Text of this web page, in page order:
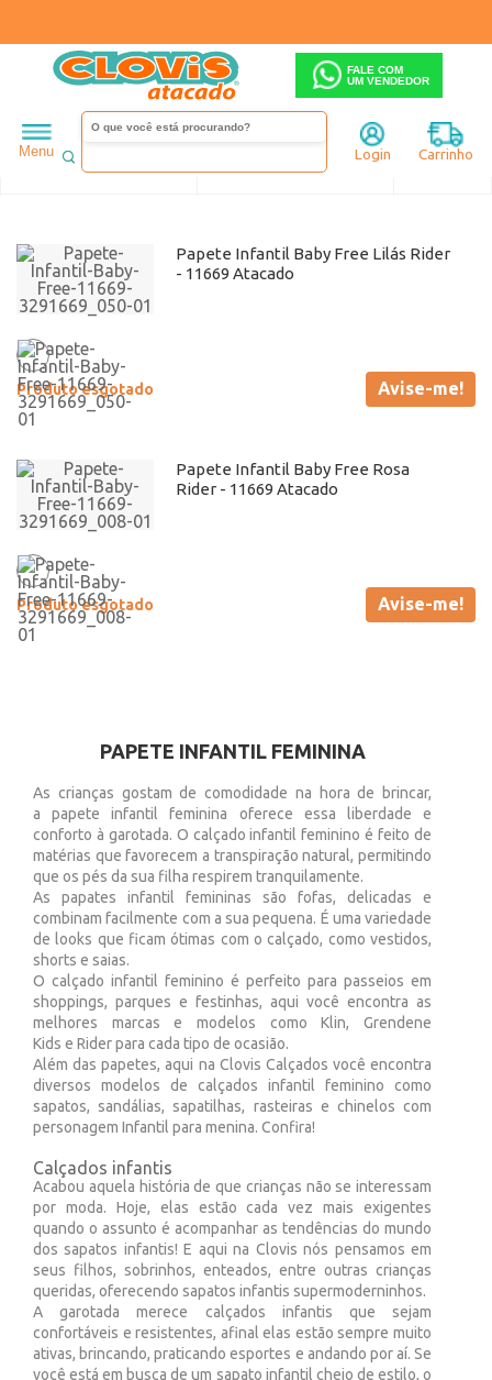
FALE COM
UM VENDEDOR
Menu Login Carrinho
Infantil Menina Papete
Ordenar Filtrar
Papete Infantil Baby Free Lilás Rider
- 11669 Atacado
Produto esgotado Avise-me!
Papete Infantil Baby Free Rosa
Rider - 11669 Atacado
Produto esgotado Avise-me!
PAPETE INFANTIL FEMININA
As crianças gostam de comodidade na hora de brincar,
a papete infantil feminina oferece essa liberdade e
conforto à garotada. O calçado infantil feminino é feito de
matérias que favorecem a transpiração natural, permitindo
que os pés da sua filha respirem tranquilamente.
As papates infantil femininas são fofas, delicadas e
combinam facilmente com a sua pequena. É uma variedade
de looks que ficam ótimas com o calçado, como vestidos,
shorts e saias.
O calçado infantil feminino é perfeito para passeios em
shoppings, parques e festinhas, aqui você encontra as
melhores marcas e modelos como Klin, Grendene
Kids e Rider para cada tipo de ocasião.
Além das papetes, aqui na Clovis Calçados você encontra
diversos modelos de calçados infantil feminino como
sapatos, sandálias, sapatilhas, rasteiras e chinelos com
personagem Infantil para menina. Confira!
Calçados infantis
Acabou aquela história de que crianças não se interessam
por moda. Hoje, elas estão cada vez mais exigentes
quando o assunto é acompanhar as tendências do mundo
dos sapatos infantis! E aqui na Clovis nós pensamos em
seus filhos, sobrinhos, enteados, entre outras crianças
queridas, oferecendo sapatos infantis supermoderninhos.
A garotada merece calçados infantis que sejam
confortáveis e resistentes, afinal elas estão sempre muito
ativas, brincando, praticando esportes e andando por aí. Se
você está em busca de um sapato infantil cheio de estilo, o